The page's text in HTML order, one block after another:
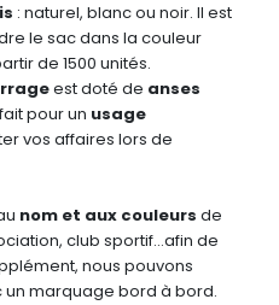
: naturel, blanc ou noir. Il est
le sac dans la couleur
de 1500 unités.
est doté de anses
pour un usage
vos affaires lors de
nom et aux couleurs de
club sportif…afin de
nous pouvons
un marquage bord à bord.